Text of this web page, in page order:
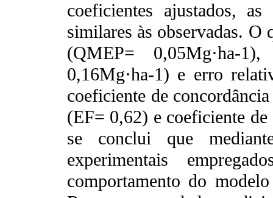
coeficientes ajustados,
similares às observadas. O
(QMEP= 0,05Mg·ha-
0,16Mg·ha-1) e erro
coeficiente de
(EF= 0,62) e coeficiente
se conclui que
experimentais
comportamento do